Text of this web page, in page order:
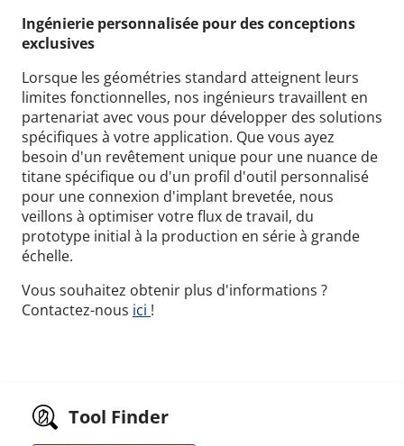
Ingénierie personnalisée pour des conceptions
exclusives
Lorsque les géométries standard atteignent leurs
limites fonctionnelles, nos ingénieurs travaillent en
partenariat avec vous pour développer des solutions
spécifiques à votre application. Que vous ayez
besoin d'un revêtement unique pour une nuance de
titane spécifique ou d'un profil d'outil personnalisé
pour une connexion d'implant brevetée, nous
veillons à optimiser votre flux de travail, du
prototype initial à la production en série à grande
échelle.
Vous souhaitez obtenir plus d'informations ?
Contactez-nous ici !
Tool Finder